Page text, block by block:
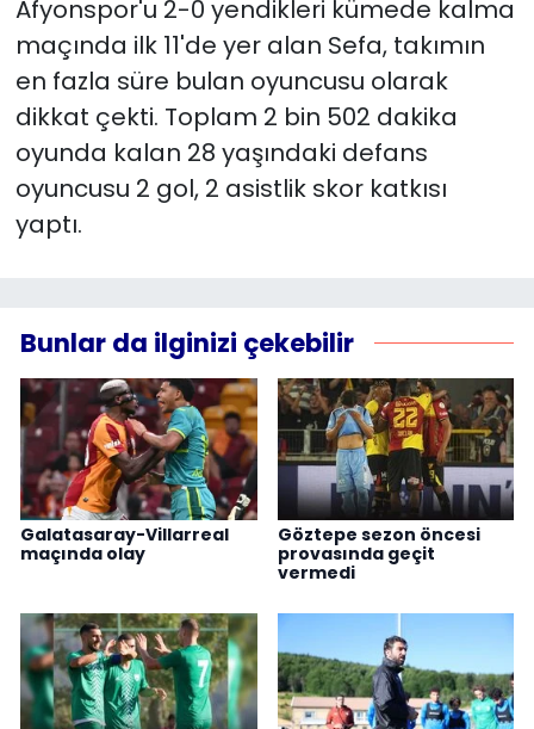
Afyonspor'u 2-0 yendikleri kümede kalma
maçında ilk 11'de yer alan Sefa, takımın
en fazla süre bulan oyuncusu olarak
dikkat çekti. Toplam 2 bin 502 dakika
oyunda kalan 28 yaşındaki defans
oyuncusu 2 gol, 2 asistlik skor katkısı
yaptı.
Bunlar da ilginizi çekebilir
Galatasaray-Villarreal
maçında olay
Göztepe sezon öncesi
provasında geçit
vermedi